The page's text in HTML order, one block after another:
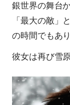
銀世界の舞台
「最大の敵」
の時間でもあ
彼女は再び雪